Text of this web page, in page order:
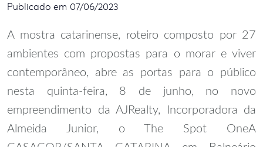
Publicado em 07/06/2023
A mostra catarinense, roteiro composto por 27
ambientes com propostas para o morar e viver
contemporâneo, abre as portas para o público
nesta quinta-feira, 8 de junho, no novo
empreendimento da AJRealty, Incorporadora da
Almeida Junior, o The Spot OneA